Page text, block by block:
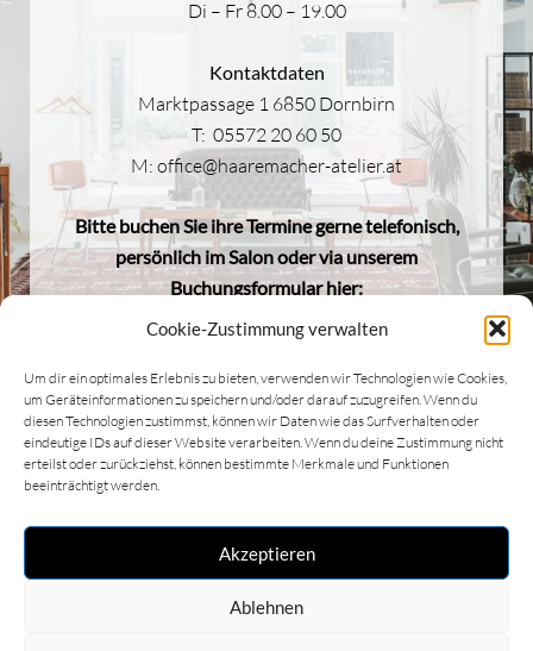
Cookie-Zustimmung verwalten
Um dir ein optimales Erlebnis zu bieten, verwenden wir Technologien wie Cookies,
um Geräteinformationen zu speichern und/oder darauf zuzugreifen. Wenn du
diesen Technologien zustimmst, können wir Daten wie das Surfverhalten oder
eindeutige IDs auf dieser Website verarbeiten. Wenn du deine Zustimmung nicht
erteilst oder zurückziehst, können bestimmte Merkmale und Funktionen
beeinträchtigt werden.
Akzeptieren
Ablehnen
Di – Fr 8.00 – 19.00
Kontaktdaten
Marktpassage 1 6850 Dornbirn
T: 05572 20 60 50
M: office@haaremacher-atelier.at
Bitte buchen Sie ihre Termine gerne telefonisch,
persönlich im Salon oder via unserem
Buchungsformular hier:
Unsere Preisgestaltung
Bitte beachten Sie